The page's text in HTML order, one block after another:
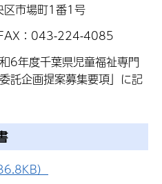
市場町1番1号
：043-224-4085
6年度千葉県児童福祉専門
託企画提案募集要項」に記
）